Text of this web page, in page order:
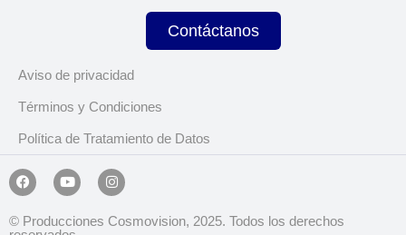
Contáctanos
Aviso de privacidad
Términos y Condiciones
Política de Tratamiento de Datos
© Producciones Cosmovision, 2025. Todos los derechos